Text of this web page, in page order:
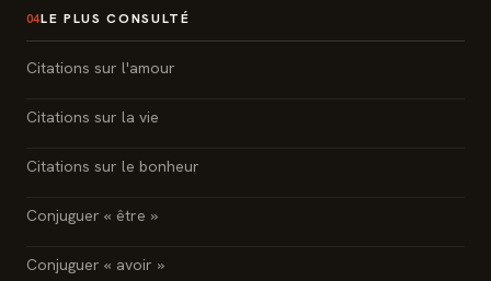
04LE PLUS CONSULTÉ
Citations sur l'amour
Citations sur la vie
Citations sur le bonheur
Conjuguer « être »
Conjuguer « avoir »